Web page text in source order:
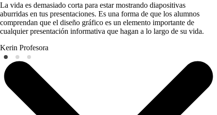
La vida es demasiado corta para estar mostrando diapositivas
aburridas en tus presentaciones. Es una forma de que los alumnos
comprendan que el diseño gráfico es un elemento importante de
cualquier presentación informativa que hagan a lo largo de su vida.
Kerin Profesora